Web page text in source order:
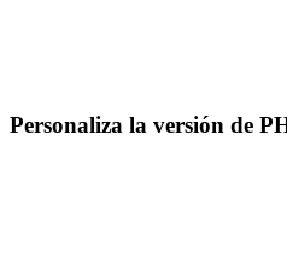
Personaliza la versión de